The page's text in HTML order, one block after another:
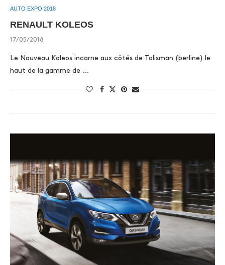
AUTO EXPO 2018
RENAULT KOLEOS
17/05/2018
Le Nouveau Koleos incarne aux côtés de Talisman (berline) le
haut de la gamme de …